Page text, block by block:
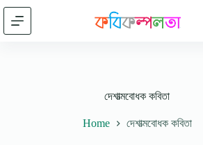
Skip
content
দেশাত্মবোধক কবিতা
Home দেশাত্মবোধক কবিতা